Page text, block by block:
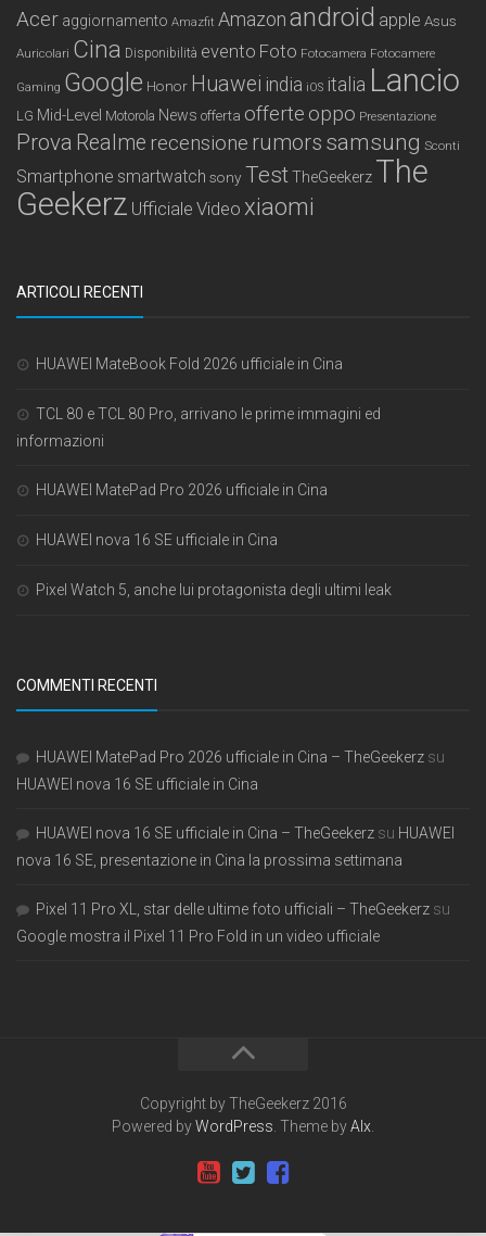
Acer aggiornamento Amazfit Amazonandroid apple Asus
Auricolari Cina Disponibilità evento Foto Fotocamera Fotocamere
Gaming Google Honor Huawei india iOS italia Lancio
LG Mid-Level Motorola News offerta offerte oppo Presentazione
Prova Realme recensione rumors samsung Sconti
Smartphone smartwatch sony TestTheGeekerz The
Geekerz Ufficiale Video xiaomi
ARTICOLI RECENTI
HUAWEI MateBook Fold 2026 ufficiale in Cina
TCL 80 e TCL 80 Pro, arrivano le prime immagini ed
informazioni
HUAWEI MatePad Pro 2026 ufficiale in Cina
HUAWEI nova 16 SE ufficiale in Cina
Pixel Watch 5, anche lui protagonista degli ultimi leak
COMMENTI RECENTI
HUAWEI MatePad Pro 2026 ufficiale in Cina – TheGeekerz su
HUAWEI nova 16 SE ufficiale in Cina
HUAWEI nova 16 SE ufficiale in Cina – TheGeekerz su HUAWEI
nova 16 SE, presentazione in Cina la prossima settimana
Pixel 11 Pro XL, star delle ultime foto ufficiali – TheGeekerz su
Google mostra il Pixel 11 Pro Fold in un video ufficiale
Copyright by TheGeekerz 2016
Powered byWordPress . Theme byAlx